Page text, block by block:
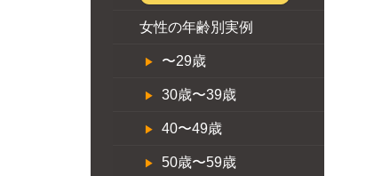
女性の年齢別実例
〜29歳
30歳〜39歳
40〜49歳
50歳〜59歳